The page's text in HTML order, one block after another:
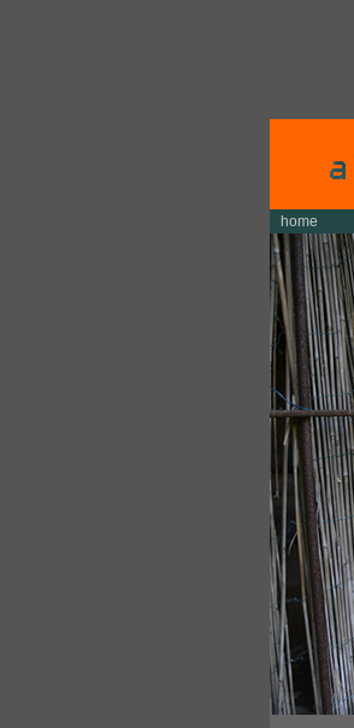
home